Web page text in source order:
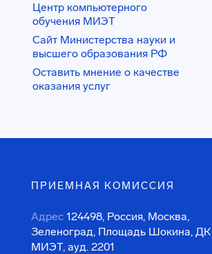
Центр компьютерного
обучения МИЭТ
Сайт Министерства науки и
высшего образования РФ
Оставить мнение о качестве
оказания услуг
ПРИЕМНАЯ КОМИССИЯ
Адрес 124498, Россия, Москва,
Зеленоград, Площадь Шокина, ДК
МИЭТ, ауд. 2201